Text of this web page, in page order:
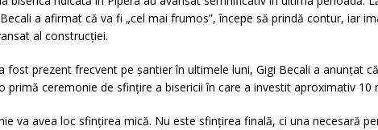
a afirmat că va fi „cel mai frumos”, începe să prindă contur, iar
al construcției.
fost prezent frecvent pe șantier în ultimele luni, Gigi Becali a anunțat
primă ceremonie de sfințire a bisericii în care a investit aproximativ 10
va avea loc sfințirea mică. Nu este sfințirea finală, ci una necesară